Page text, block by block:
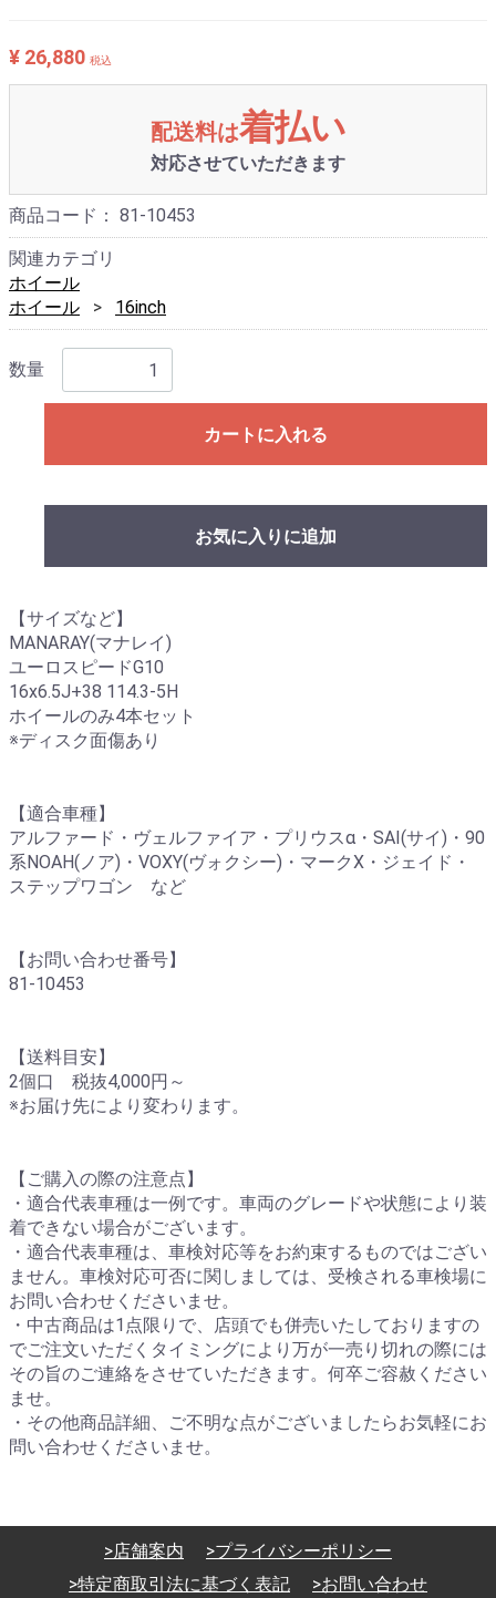
¥ 26,880 税込
配送料は着払い
対応させていただきます
商品コード： 81-10453
関連カテゴリ
ホイール
ホイール
16inch
数量
カートに入れる
お気に入りに追加
【サイズなど】
MANARAY(マナレイ)
ユーロスピードG10
16x6.5J+38 114.3-5H
ホイールのみ4本セット
※ディスク面傷あり
【適合車種】
アルファード・ヴェルファイア・プリウスα・SAI(サイ)・90
系NOAH(ノア)・VOXY(ヴォクシー)・マークX・ジェイド・
ステップワゴン など
【お問い合わせ番号】
81-10453
【送料目安】
2個口 税抜4,000円～
※お届け先により変わります。
【ご購入の際の注意点】
・適合代表車種は一例です。車両のグレードや状態により装
着できない場合がございます。
・適合代表車種は、車検対応等をお約束するものではござい
ません。車検対応可否に関しましては、受検される車検場に
お問い合わせくださいませ。
・中古商品は1点限りで、店頭でも併売いたしておりますの
でご注文いただくタイミングにより万が一売り切れの際には
その旨のご連絡をさせていただきます。何卒ご容赦ください
ませ。
・その他商品詳細、ご不明な点がございましたらお気軽にお
問い合わせくださいませ。
>店舗案内
>プライバシーポリシー
>特定商取引法に基づく表記
>お問い合わせ